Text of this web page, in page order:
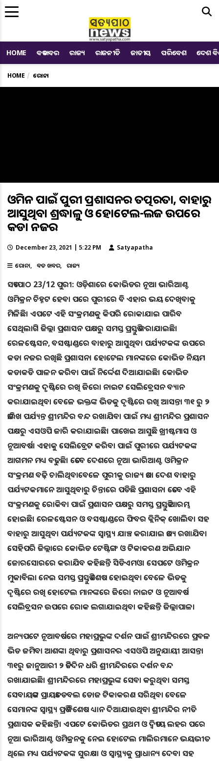
HOME ବଡ ଖବର ରାଜ୍ୟ ରାଜନୀତି ଜାତୀୟ ପରିବେଶ ଦେଶ
HOME କରୋନା
ଓମିକ୍ରନ ପାଇଁ ପୁରୀ ପ୍ରଶାସନର ତତ୍ପରତା, ବାହାରୁ
ଆସୁଥିବା ଶ୍ରଦ୍ଧାଳୁ ଓ ହୋଟେଲ-ଲଜ ଉପରେ
କଡା ନଜର
December 23, 2021 | 5:22 PM Satyapatha
କରୋନା ବଡ ଖବର ରାଜ୍ୟ
ସତ୍ୟପାଠ 23/12 ପୁରୀ: ଓଡ଼ିଶାରେ କୋଭିଡର ନୂଆ ଭାରିଆଣ୍ଟ
ଓମିକ୍ରନ ଚିହ୍ନଟ ହେବା ପରେ ପୁରୀରେ ବି ଏହାର ଭୟ ଦେଖିବାକୁ
ମିଳିଛି। ଏପଟେ ଏହି ସଂକ୍ରମଣକୁ କିପରି ରୋକାଯାଇ ପାରିବ
ସେଥିଲାଗି ଜିଲ୍ଲା ପ୍ରଶାସନ ପକ୍ଷରୁ ସମସ୍ତ ପ୍ରସ୍ତୁତି କରାଯାଇଛି।
ରେଳଷ୍ଟେସନ, ବସଷ୍ଟାଣ୍ଡରେ ବାହାରୁ ଆସୁଥିବା ପର୍ଯ୍ୟଟକଙ୍କ ଉପରେ
କଡା ନଜର ରଖିଛି ପ୍ରଶାସନ। ହୋଟେଲ ମାନଙ୍କରେ କୋଭିଡ ନିୟମ
କଡାକଡି ପାଳନ କରିବା ପାଇଁ ନିର୍ଦ୍ଦେଶ ଦିଆଯାଇଛି। କୋଭିଡ
ସଂକ୍ରମଣକୁ ଦୃଷ୍ଟିରେ ରଖି ଜିରୋ ନାଇଟ ସେଲିବ୍ରେସନ ବ୍ୟାନ
କରାଯାଇଥିବା ବେଳେ ଭକ୍ତଙ୍କ ଭିଡକୁ ଦୃଷ୍ଟିରେ ରଖି ଆସନ୍ତା ୩୧ ରୁ ୨
ତାରିଖ ପର୍ଯ୍ୟନ୍ତ ଶ୍ରୀମନ୍ଦିର ବନ୍ଦ ରଖାଯିବା ପାଇଁ ମଧ୍ୟ ଶ୍ରୀମନ୍ଦିର ପ୍ରଶାସନ
ପକ୍ଷରୁ ଏସଓପି ଜାରି କରାଯାଇଛି। ପାଖେଇ ଆସୁଛି ଖ୍ରୀଷ୍ଟମାସ ଓ
ନୂଆବର୍ଷ। ଏହାକୁ ସେଲିବ୍ରେଟ କରିବା ପାଇଁ ପୁରୀରେ ପର୍ଯ୍ୟଟକଙ୍କ
ଆଗମନ ମଧ୍ୟ ବଢୁଛି। ତେବେ ଦେଶରେ ନୂଆ ଭାରିଆଣ୍ଟ ଓମିକ୍ରନ
ସଂକ୍ରମଣ ବଢ଼ି ଚାଲିଥିବାବେଳେ ପୁରୀକୁ ରାଜ୍ୟ ତଥା ଦେଶ ବାହାରୁ
ପର୍ଯ୍ୟଟକମାନେ ଆସୁଥିବାରୁ ଚିନ୍ତାରେ ପଡିଛି ପ୍ରଶାସନ। ତେବେ ଏହି
ସଂକ୍ରମଣକୁ ରୋକିବା ପାଇଁ ପ୍ରଶାସନ ପକ୍ଷରୁ ସମସ୍ତ ପ୍ରସ୍ତୁତି ଆରମ୍ଭ
ହୋଇଛି। ରେଳଷ୍ଟେସନ ଓ ବସଷ୍ଟାଣ୍ଡରେ ଫିବର କ୍ଲିନିକ୍ ଖୋଲିବା ସହ
ବାହାରୁ ଆସୁଥିବା ପର୍ଯ୍ୟଟକଙ୍କ ସ୍ବାସ୍ଥ୍ୟ ଯାଞ୍ଚ କରାଯାଇ ତଥ୍ୟ ରଖାଯିବ।
ସେହିପରି ଜିଲ୍ଲାରେ କୋଭିଡ ଟେଷ୍ଟିଙ୍ଗ ଓ ଟିକାକରଣ ଅଭିଯାନ
ଜୋରସୋରରେ କରାଯିବ କହିଛନ୍ତି ସିଡିଏମଓ। ସେପଟେ ଓମିକ୍ରନ
ମୁକାବିଲା ନେଇ ସମସ୍ତ ପ୍ରସ୍ତୁତି ଶେଷ ହୋଇଥିବା ବେଳେ ଭିଡକୁ
ଦୃଷ୍ଟିରେ ରଖି ହୋଟେଲ ମାନଙ୍କରେ ଜିରୋ ନାଇଟ ଓ ନୂଆବର୍ଷ
ସେଲିବ୍ରସନ ଉପରେ ରୋକ ଲଗାଯାଇଥିବା କହିଛନ୍ତି ଜିଲ୍ଲାପାଳ।
ଅନ୍ୟପଟେ ନୂଆବର୍ଷରେ ମହାପ୍ରଭୁଙ୍କ ଦର୍ଶନ ପାଇଁ ଶ୍ରୀମନ୍ଦିରରେ ପ୍ରବଳ
ଭିଡ ଜମିବା ଆଶଙ୍କା ଥିବାରୁ ପ୍ରଶାସନର ଏସଓପି ଅନୁଯାୟୀ ଆସନ୍ତା
୩୧ରୁ ଜାନୁଆରୀ ୨ ତିନିଦିନ ଧରି ଶ୍ରୀମନ୍ଦିରରେ ଦର୍ଶନ ବନ୍ଦ
ରଖାଯାଇଛି। ଶ୍ରୀମନ୍ଦିରରେ ମହାପ୍ରଭୁଙ୍କ ସେବା କରୁଥିବା ସମସ୍ତ
ସେବାୟତଙ୍କ ପ୍ରାୟତଃ ଡବଲ ଡୋଜ ଟିକାକରଣ ସରିଥିବା ବେଳେ
ସେମାନଙ୍କ ସ୍ୱାସ୍ଥ୍ୟ ପ୍ରତି ବିଶେଷ ଧ୍ୟାନ ଦିଆଯାଉଥିବା ଶ୍ରୀମନ୍ଦିର ନୀତି
ପ୍ରଶାସକ କହିଛନ୍ତି। ଏପଟେ କୋଭିଡର ପ୍ରଥମ ଓ ଦ୍ବିତୀୟ ଲହର ପରେ
ନୂଆ ଭାରିଆଣ୍ଟ ଓମିକ୍ରନକୁ ନେଇ ହୋଟେଲ ମାଲିରମାନେ ଭୟଭୀତ
ଥିଲେ ମଧ୍ୟ ପର୍ଯ୍ୟଟକଙ୍କ ସୁରକ୍ଷା ଓ ସ୍ବାସ୍ଥ୍ୟକୁ ପ୍ରାଧାନ୍ୟ ଦେବା ସହ